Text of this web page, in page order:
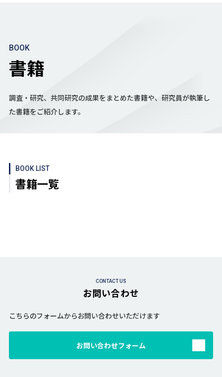
BOOK
書籍
調査・研究、共同研究の成果をまとめた書籍や、研究員が執筆し
た書籍をご紹介します。
BOOK LIST
書籍一覧
CONTACT US
お問い合わせ
こちらのフォームからお問い合わせいただけます
お問い合わせフォーム